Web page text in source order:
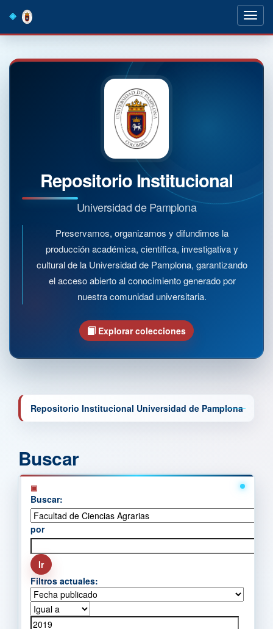
navigation
Repositorio Institucional
Universidad de Pamplona
Preservamos, organizamos y difundimos la
producción académica, científica, investigativa y
cultural de la Universidad de Pamplona, garantizando
el acceso abierto al conocimiento generado por
nuestra comunidad universitaria.
Explorar colecciones
Repositorio Institucional Universidad de Pamplona
Buscar
Buscar:
por
Filtros actuales: